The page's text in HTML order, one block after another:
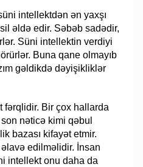
intellektdən ən yaxşı
əldə edir. Səbəb sadədir,
Süni intellektin verdiyi
Buna qane olmayıb
gəldikdə dəyişikliklər
fərqlidir. Bir çox hallarda
nəticə kimi qəbul
bazası kifayət etmir.
edilməlidir. İnsan
intellekt onu daha da